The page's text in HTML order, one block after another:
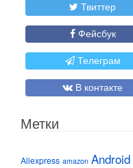
Твиттер
Фейсбук
Телеграм
В контакте
Метки
Aliexpress amazon Android